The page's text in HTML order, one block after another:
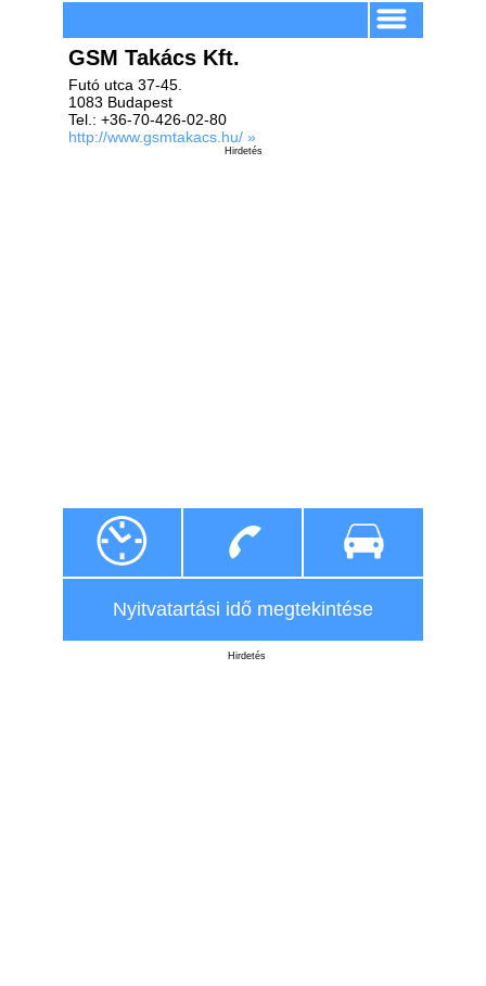
GSM Takács Kft.
Futó utca 37-45.
1083 Budapest
Tel.: +36-70-426-02-80
http://www.gsmtakacs.hu/ »
Hirdetés
Nyitvatartási idő megtekintése
Hirdetés